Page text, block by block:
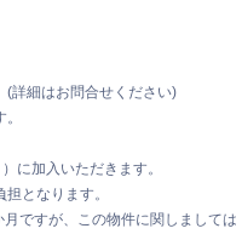
(詳細はお問合せください)
に加入いただきます。
となります。
ですが、この物件に関しましては